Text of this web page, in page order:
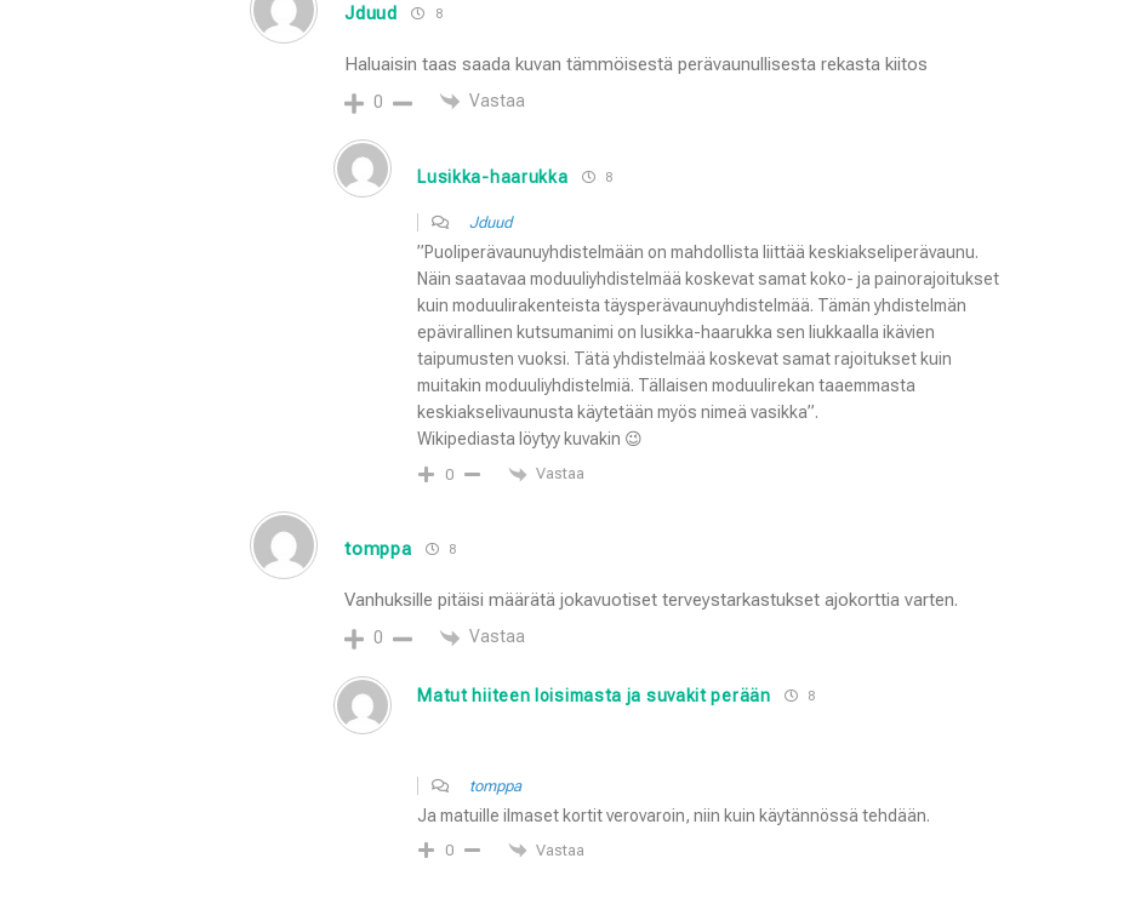
Jduud 8
Haluaisin taas saada kuvan tämmöisestä perävaunullisesta rekasta kiitos
0 Vastaa
Lusikka-haarukka 8
Jduud
”Puoliperävaunuyhdistelmään on mahdollista liittää keskiakseliperävaunu.
Näin saatavaa moduuliyhdistelmää koskevat samat koko- ja painorajoitukset
kuin moduulirakenteista täysperävaunuyhdistelmää. Tämän yhdistelmän
epävirallinen kutsumanimi on lusikka-haarukka sen liukkaalla ikävien
taipumusten vuoksi. Tätä yhdistelmää koskevat samat rajoitukset kuin
muitakin moduuliyhdistelmiä. Tällaisen moduulirekan taaemmasta
keskiakselivaunusta käytetään myös nimeä vasikka”.
Wikipediasta löytyy kuvakin 😉
0 Vastaa
tomppa 8
Vanhuksille pitäisi määrätä jokavuotiset terveystarkastukset ajokorttia varten.
0 Vastaa
Matut hiiteen loisimasta ja suvakit perään 8
tomppa
Ja matuille ilmaset kortit verovaroin, niin kuin käytännössä tehdään.
0 Vastaa